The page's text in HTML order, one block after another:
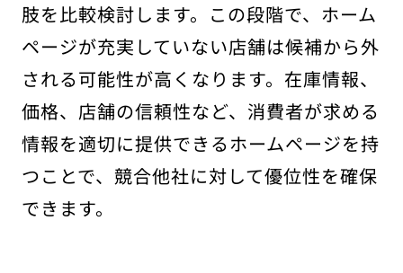
肢を比較検討します。この段階で、ホーム
ページが充実していない店舗は候補から外
される可能性が高くなります。在庫情報、
価格、店舗の信頼性など、消費者が求める
情報を適切に提供できるホームページを持
つことで、競合他社に対して優位性を確保
できます。